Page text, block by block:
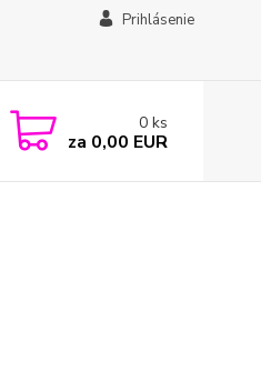
Prihlásenie
0 ks
za 0,00 EUR